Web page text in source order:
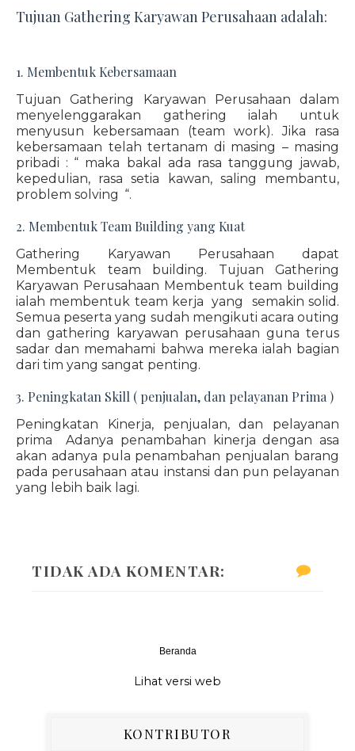
Tujuan Gathering Karyawan Perusahaan adalah:
1. Membentuk Kebersamaan
Tujuan Gathering Karyawan Perusahaan dalam
menyelenggarakan gathering ialah untuk
menyusun kebersamaan (team work). Jika rasa
kebersamaan telah tertanam di masing – masing
pribadi : “ maka bakal ada rasa tanggung jawab,
kepedulian, rasa setia kawan, saling membantu,
problem solving “.
2. Membentuk Team Building yang Kuat
Gathering Karyawan Perusahaan dapat
Membentuk team building. Tujuan Gathering
Karyawan Perusahaan Membentuk team building
ialah membentuk team kerja yang semakin solid.
Semua peserta yang sudah mengikuti acara outing
dan gathering karyawan perusahaan guna terus
sadar dan memahami bahwa mereka ialah bagian
dari tim yang sangat penting.
3. Peningkatan Skill ( penjualan, dan pelayanan Prima )
Peningkatan Kinerja, penjualan, dan pelayanan
prima Adanya penambahan kinerja dengan asa
akan adanya pula penambahan penjualan barang
pada perusahaan atau instansi dan pun pelayanan
yang lebih baik lagi.
TIDAK ADA KOMENTAR:
Beranda
Lihat versi web
KONTRIBUTOR